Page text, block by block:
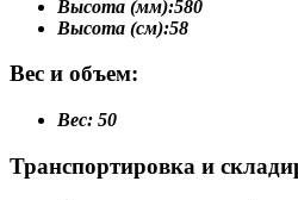
Высота (мм):580
Высота (см):58
Вес и объем:
Вес: 50
Транспортировка и